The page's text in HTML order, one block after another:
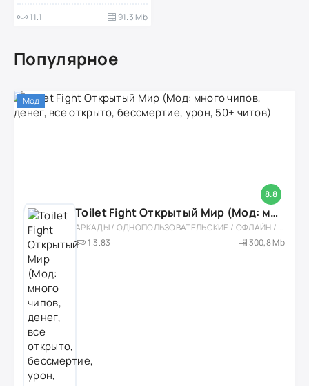
11.1 91.3 Mb
Популярное
8.8
Мод
Toilet Fight Открытый Мир (Мод: много чипов, денег, все открыто, бессмертие, урон, 50+ читов)
АРКАДЫ / ОДНОПОЛЬЗОВАТЕЛЬСКИЕ / ОФЛАЙН / МОД / РОЛЕВЫЕ / ШУТЕРЫ / ОТКРЫТЫЙ МИР / ВСТРОЕННЫЙ КЕШ / 3D / ЭКШЕНЫ / ТУАЛЕТНЫЕ ВОЙНЫ / ДЛЯ ДЕТЕЙ
1.3.83
300,8 Mb